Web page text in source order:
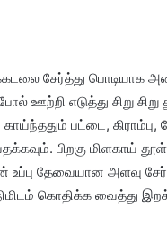
சேர்த்து பொடியாக
ஊற்றி எடுத்து சிறு சிறு
பட்டை, கிராம்பு,
பிறகு மிளகாய்
தேவையான அளவு
கொதிக்க வைத்து